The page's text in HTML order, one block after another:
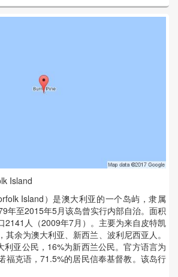
Island
Island）是澳大利亚的一个岛屿，隶属
年至2015年5月该岛曾实行内部自治。面积
2141人（2009年7月）。主要为来自皮特凯
其余为澳大利亚、新西兰、波利尼西亚人。
利亚公民，16%为新西兰公民。官方语言为
福克语，71.5%的居民信奉基督教。该岛行